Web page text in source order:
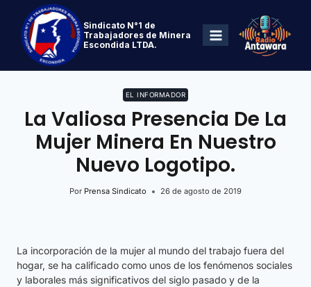
Sindicato N°1 de
Trabajadores de Minera
Escondida LTDA.
EL INFORMADOR
La Valiosa Presencia De La
Mujer Minera En Nuestro
Nuevo Logotipo.
Por Prensa Sindicato 26 de agosto de 2019
La incorporación de la mujer al mundo del trabajo fuera del
hogar, se ha calificado como unos de los fenómenos sociales
y laborales más significativos del siglo pasado y de la